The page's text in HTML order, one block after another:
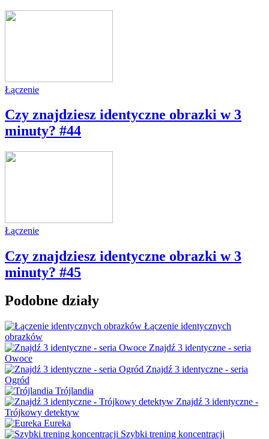
Łączenie
Czy znajdziesz identyczne obrazki w 3
minuty? #44
Łączenie
Czy znajdziesz identyczne obrazki w 3
minuty? #45
Podobne działy
Łączenie identycznych
obrazków
Znajdź 3 identyczne - seria
Owoce
Znajdź 3 identyczne - seria
Ogród
Trójlandia
Znajdź 3 identyczne -
Trójkowy detektyw
Eureka
Szybki trening koncentracji